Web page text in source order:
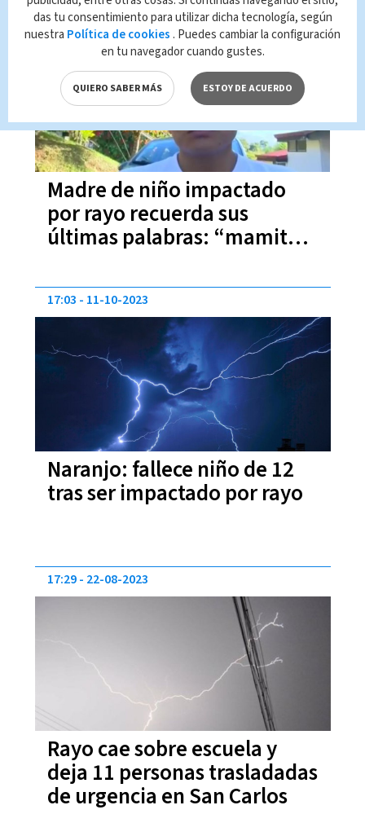
Madre de niño impactado
por rayo recuerda sus
últimas palabras: “mamita
11:15 12-10-2023
Naranjo: fallece niño de 12
tras ser impactado por rayo
17:03 11-10-2023
Rayo cae sobre escuela y
deja 11 personas trasladadas
de urgencia en San Carlos
17:29 22-08-2023
das tu consentimiento para utilizar dicha tecnología, según
nuestra Política de cookies . Puedes cambiar la configuración
en tu navegador cuando gustes.
QUIERO SABER MÁS ESTOY DE ACUERDO